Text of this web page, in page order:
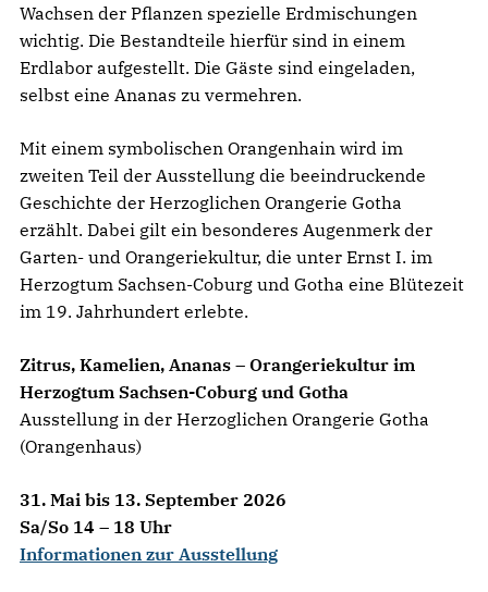
Wachsen der Pflanzen spezielle Erdmischungen
wichtig. Die Bestandteile hierfür sind in einem
Erdlabor aufgestellt. Die Gäste sind eingeladen,
selbst eine Ananas zu vermehren.
Mit einem symbolischen Orangenhain wird im
zweiten Teil der Ausstellung die beeindruckende
Geschichte der Herzoglichen Orangerie Gotha
erzählt. Dabei gilt ein besonderes Augenmerk der
Garten- und Orangeriekultur, die unter Ernst I. im
Herzogtum Sachsen-Coburg und Gotha eine Blütezeit
im 19. Jahrhundert erlebte.
Zitrus, Kamelien, Ananas – Orangeriekultur im
Herzogtum Sachsen-Coburg und Gotha
Ausstellung in der Herzoglichen Orangerie Gotha
(Orangenhaus)
31. Mai bis 13. September 2026
Sa/So 14 – 18 Uhr
Informationen zur Ausstellung